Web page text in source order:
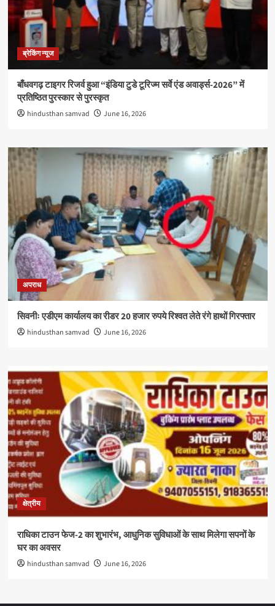
ब्रेकिंग न्यूज
बाँधवगढ़ टाइगर रिजर्व हुआ “इंडिया टुडे टूरिज्म सर्वे एंड अवार्ड्स-2026” में
प्रतिष्ठित पुरस्कार से पुरस्कृत
hindusthan samvad June 16, 2026
अपराध
सिवनीः एडीएम कार्यालय का रीडर 20 हजार रुपये रिश्वत लेते रंगे हाथों गिरफ्तार
hindusthan samvad June 16, 2026
क्षेत्रीय
राधिका टाउन फेज-2 का शुभारंभ, आधुनिक सुविधाओं के साथ मिलेगा सपनों के
घर का अवसर
hindusthan samvad June 16, 2026